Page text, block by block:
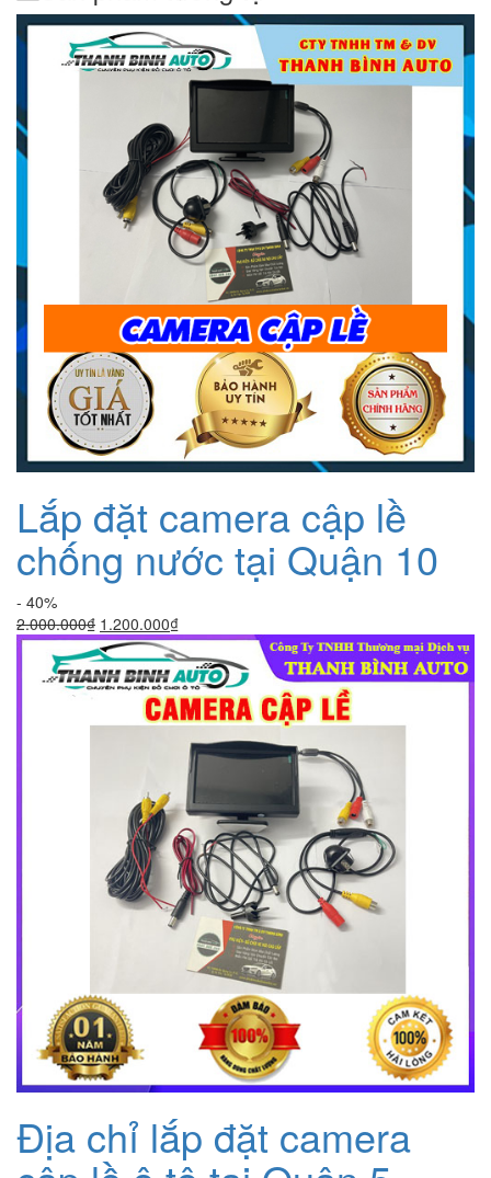
Lắp đặt camera cập lề
chống nước tại Quận 10
- 40%
2.000.000₫ Giá
gốc
là:
2.000.000₫.
1.200.000₫Giá
hiện
tại
là:
1.200.000₫.
Địa chỉ lắp đặt camera